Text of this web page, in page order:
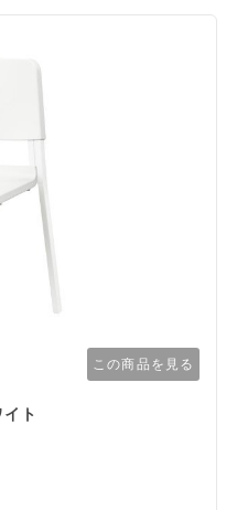
この商品を見る
ト